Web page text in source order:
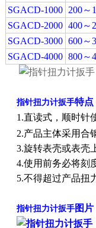
SGACD-1000 200～
SGACD-2000 400～
SGACD-3000 600～
SGACD-4000 800～
指针扭力计扳手特点
1.直读式，顺时针
2.产品主体采用合
3.旋转表壳或表壳
4.使用前务必将刻
5.不得超过产品扭
指针扭力计扳手 图片